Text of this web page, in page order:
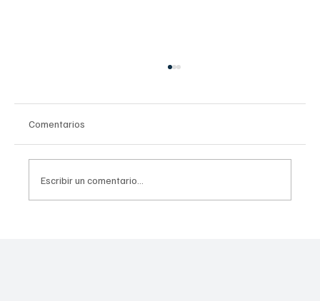
Comentarios
Escribir un comentario...